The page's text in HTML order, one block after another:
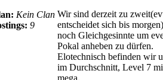
Kein Clan
9
Wir sind derzeit zu
entscheidet sich bis
noch Gleichgesinnte um
Pokal anheben zu dürfen.
Elotechnisch befinden wir
im Durchschnitt, Level 7
mega.